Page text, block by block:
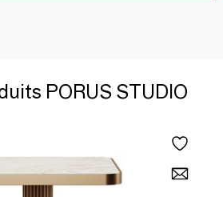
PORUS STUDIO